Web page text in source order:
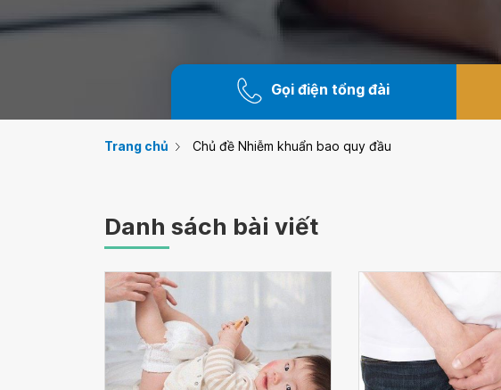
Gọi điện tổng đài
Trang chủ Chủ đề Nhiễm khuẩn bao quy đầu
Danh sách bài viết